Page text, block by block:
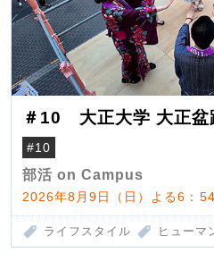
＃10 大正大学 大正盆
#10
部活 on Campus
2026年8月9日（日）よる6：
ライフスタイル ヒューマ